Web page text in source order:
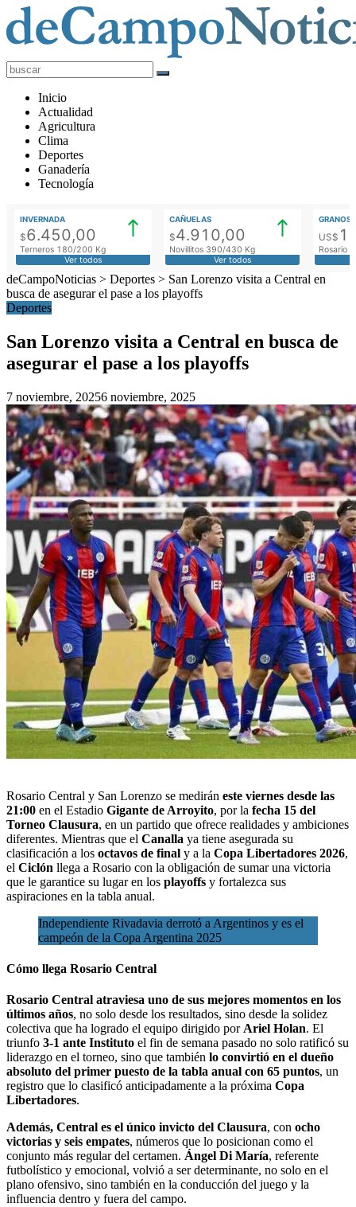
deCampoNoticias
Actualidad
Agropecuaria
Inicio
Actualidad
Agricultura
Clima
Deportes
Ganadería
Tecnología
INVERNADA
$6.450,00
Terneros 180/200 Kg
Ver todos
CAÑUELAS
$4.910,00
Novillitos 390/430 Kg
Ver todos
GRANOS
US$
Rosario
deCampoNoticias > Deportes > San Lorenzo visita a Central en
busca de asegurar el pase a los playoffs
Deportes
San Lorenzo visita a Central en busca de
asegurar el pase a los playoffs
7 noviembre, 20256 noviembre, 2025
Rosario Central y San Lorenzo se medirán este viernes desde las
21:00 en el Estadio Gigante de Arroyito, por la fecha 15 del
Torneo Clausura, en un partido que ofrece realidades y ambiciones
diferentes. Mientras que el Canalla ya tiene asegurada su
clasificación a los octavos de final y a la Copa Libertadores 2026,
el Ciclón llega a Rosario con la obligación de sumar una victoria
que le garantice su lugar en los playoffs y fortalezca sus
aspiraciones en la tabla anual.
Independiente Rivadavia derrotó a Argentinos y es el
campeón de la Copa Argentina 2025
Cómo llega Rosario Central
Rosario Central atraviesa uno de sus mejores momentos en los
últimos años, no solo desde los resultados, sino desde la solidez
colectiva que ha logrado el equipo dirigido por Ariel Holan. El
triunfo 3-1 ante Instituto el fin de semana pasado no solo ratificó su
liderazgo en el torneo, sino que también lo convirtió en el dueño
absoluto del primer puesto de la tabla anual con 65 puntos, un
registro que lo clasificó anticipadamente a la próxima Copa
Libertadores.
Además, Central es el único invicto del Clausura, con ocho
victorias y seis empates, números que lo posicionan como el
conjunto más regular del certamen. Ángel Di María, referente
futbolístico y emocional, volvió a ser determinante, no solo en el
plano ofensivo, sino también en la conducción del juego y la
influencia dentro y fuera del campo.